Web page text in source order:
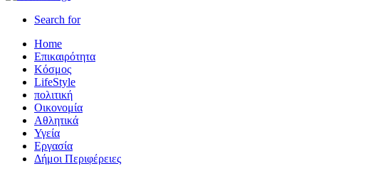
Search for
Home
Επικαιρότητα
Κόσμος
LifeStyle
πολιτική
Οικονομία
Αθλητικά
Υγεία
Εργασία
Δήμοι Περιφέρειες